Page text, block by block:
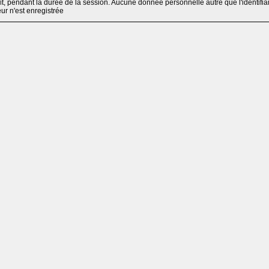
pendant la durée de la session. Aucune donnée personnelle autre que
n'est enregistrée